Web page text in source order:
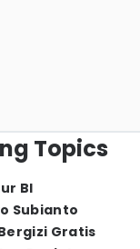
Topics
BI
Subianto
Gratis